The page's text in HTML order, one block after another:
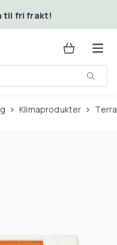
til fri frakt!
Klimaprodukter